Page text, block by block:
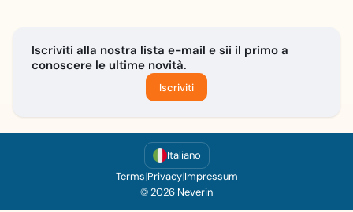
Iscriviti alla nostra lista e-mail e sii il primo a
conoscere le ultime novità.
Iscriviti
Italiano
Terms|Privacy|Impressum
© 2026 Neverin